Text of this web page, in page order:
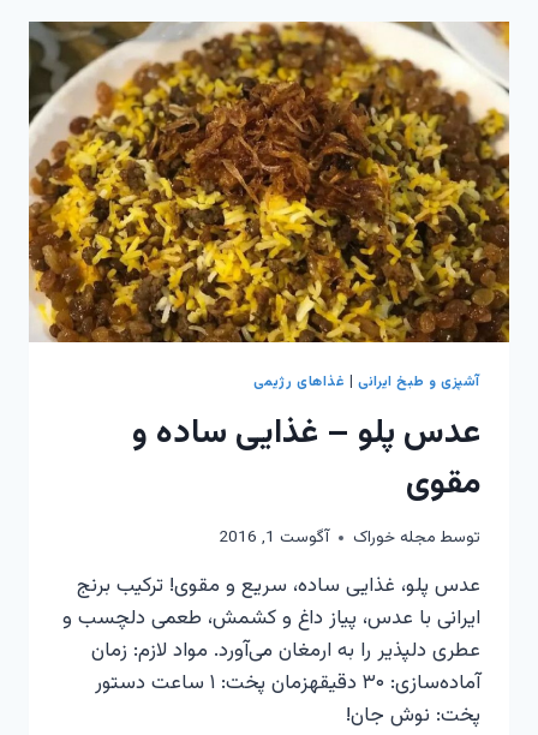
به
یاد
ماندنی
آشپزی و طبخ ایرانی| غذاهای رژیمی
عدس پلو – غذایی ساده و
مقوی
توسط مجله خوراک آگوست 1, 2016
عدس پلو، غذایی ساده، سریع و مقوی! ترکیب برنج
ایرانی با عدس، پیاز داغ و کشمش، طعمی دلچسب و
عطری دلپذیر را به ارمغان می‌آورد. مواد لازم: زمان
آماده‌سازی: ۳۰ دقیقهزمان پخت: ۱ ساعت دستور
پخت: نوش جان!